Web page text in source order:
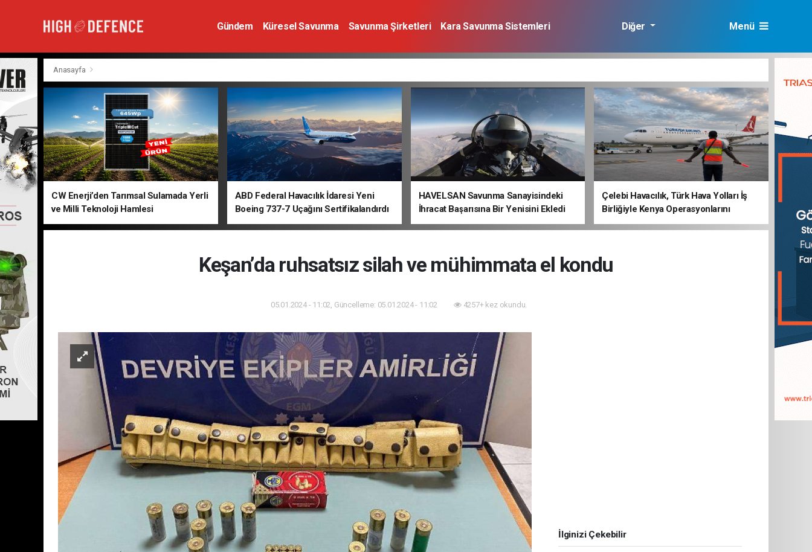
Gündem Küresel Savunma Savunma Şirketleri
Kara Savunma Sistemleri
Diğer Menü
Anasayfa
CW Enerji’den Tarımsal Sulamada Yerli
ve Milli Teknoloji Hamlesi
ABD Federal Havacılık İdaresi Yeni
Boeing 737-7 Uçağını Sertifikalandırdı
HAVELSAN Savunma Sanayisindeki
İhracat Başarısına Bir Yenisini Ekledi
Çelebi Havacılık, Türk Hava Yolları İş
Birliğiyle Kenya Operasyonlarını
Güçlendiriyor
Keşan’da ruhsatsız silah ve mühimmata el kondu
05.01.2024 - 11:02, Güncelleme: 05.01.2024 - 11:02 4257+ kez okundu.
İlginizi Çekebilir